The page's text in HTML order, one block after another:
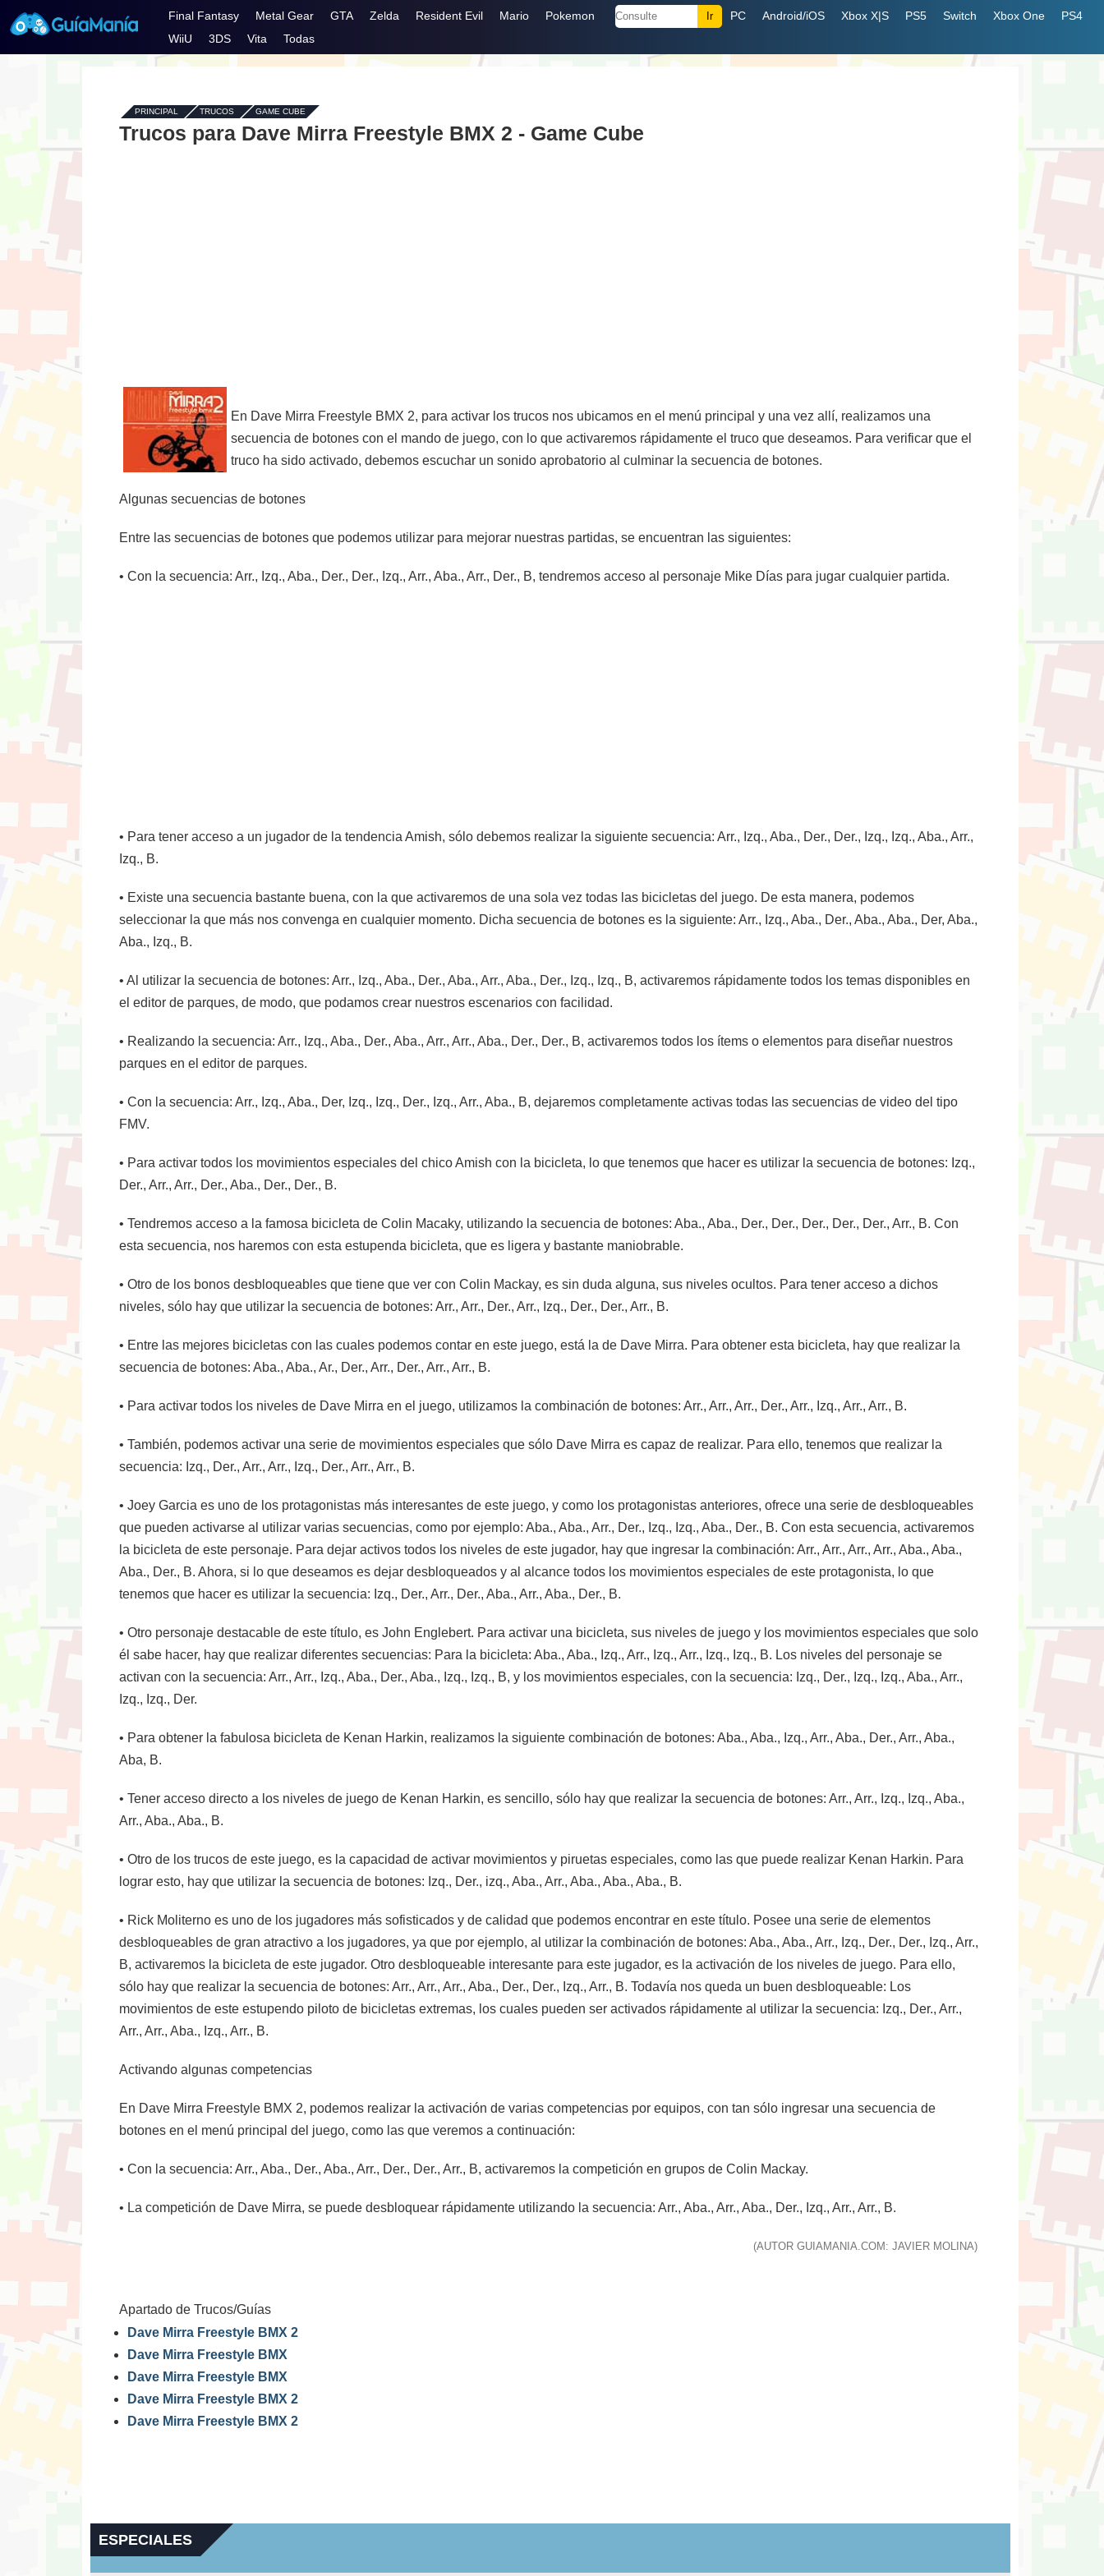
Final Fantasy Metal Gear GTA Zelda Resident Evil Mario Pokemon PC Android/iOS Xbox X|S PS5 Switch Xbox One
PS4
WiiU
3DS Vita Todas
PRINCIPAL - TRUCOS- GAME CUBE
Trucos para Dave Mirra Freestyle BMX 2 - Game Cube
En Dave Mirra Freestyle BMX 2, para activar los trucos nos ubicamos en el menú principal y una vez allí, realizamos una
secuencia de botones con el mando de juego, con lo que activaremos rápidamente el truco que deseamos. Para verificar que el
truco ha sido activado, debemos escuchar un sonido aprobatorio al culminar la secuencia de botones.
Algunas secuencias de botones
Entre las secuencias de botones que podemos utilizar para mejorar nuestras partidas, se encuentran las siguientes:
• Con la secuencia: Arr., Izq., Aba., Der., Der., Izq., Arr., Aba., Arr., Der., B, tendremos acceso al personaje Mike Días para jugar cualquier partida.
• Para tener acceso a un jugador de la tendencia Amish, sólo debemos realizar la siguiente secuencia: Arr., Izq., Aba., Der., Der., Izq., Izq., Aba., Arr.,
Izq., B.
• Existe una secuencia bastante buena, con la que activaremos de una sola vez todas las bicicletas del juego. De esta manera, podemos
seleccionar la que más nos convenga en cualquier momento. Dicha secuencia de botones es la siguiente: Arr., Izq., Aba., Der., Aba., Aba., Der, Aba.,
Aba., Izq., B.
• Al utilizar la secuencia de botones: Arr., Izq., Aba., Der., Aba., Arr., Aba., Der., Izq., Izq., B, activaremos rápidamente todos los temas disponibles en
el editor de parques, de modo, que podamos crear nuestros escenarios con facilidad.
• Realizando la secuencia: Arr., Izq., Aba., Der., Aba., Arr., Arr., Aba., Der., Der., B, activaremos todos los ítems o elementos para diseñar nuestros
parques en el editor de parques.
• Con la secuencia: Arr., Izq., Aba., Der, Izq., Izq., Der., Izq., Arr., Aba., B, dejaremos completamente activas todas las secuencias de video del tipo
FMV.
• Para activar todos los movimientos especiales del chico Amish con la bicicleta, lo que tenemos que hacer es utilizar la secuencia de botones: Izq.,
Der., Arr., Arr., Der., Aba., Der., Der., B.
• Tendremos acceso a la famosa bicicleta de Colin Macaky, utilizando la secuencia de botones: Aba., Aba., Der., Der., Der., Der., Der., Arr., B. Con
esta secuencia, nos haremos con esta estupenda bicicleta, que es ligera y bastante maniobrable.
• Otro de los bonos desbloqueables que tiene que ver con Colin Mackay, es sin duda alguna, sus niveles ocultos. Para tener acceso a dichos
niveles, sólo hay que utilizar la secuencia de botones: Arr., Arr., Der., Arr., Izq., Der., Der., Arr., B.
• Entre las mejores bicicletas con las cuales podemos contar en este juego, está la de Dave Mirra. Para obtener esta bicicleta, hay que realizar la
secuencia de botones: Aba., Aba., Ar., Der., Arr., Der., Arr., Arr., B.
• Para activar todos los niveles de Dave Mirra en el juego, utilizamos la combinación de botones: Arr., Arr., Arr., Der., Arr., Izq., Arr., Arr., B.
• También, podemos activar una serie de movimientos especiales que sólo Dave Mirra es capaz de realizar. Para ello, tenemos que realizar la
secuencia: Izq., Der., Arr., Arr., Izq., Der., Arr., Arr., B.
• Joey Garcia es uno de los protagonistas más interesantes de este juego, y como los protagonistas anteriores, ofrece una serie de desbloqueables
que pueden activarse al utilizar varias secuencias, como por ejemplo: Aba., Aba., Arr., Der., Izq., Izq., Aba., Der., B. Con esta secuencia, activaremos
la bicicleta de este personaje. Para dejar activos todos los niveles de este jugador, hay que ingresar la combinación: Arr., Arr., Arr., Arr., Aba., Aba.,
Aba., Der., B. Ahora, si lo que deseamos es dejar desbloqueados y al alcance todos los movimientos especiales de este protagonista, lo que
tenemos que hacer es utilizar la secuencia: Izq., Der., Arr., Der., Aba., Arr., Aba., Der., B.
• Otro personaje destacable de este título, es John Englebert. Para activar una bicicleta, sus niveles de juego y los movimientos especiales que solo
él sabe hacer, hay que realizar diferentes secuencias: Para la bicicleta: Aba., Aba., Izq., Arr., Izq., Arr., Izq., Izq., B. Los niveles del personaje se
activan con la secuencia: Arr., Arr., Izq., Aba., Der., Aba., Izq., Izq., B, y los movimientos especiales, con la secuencia: Izq., Der., Izq., Izq., Aba., Arr.,
Izq., Izq., Der.
• Para obtener la fabulosa bicicleta de Kenan Harkin, realizamos la siguiente combinación de botones: Aba., Aba., Izq., Arr., Aba., Der., Arr., Aba.,
Aba, B.
• Tener acceso directo a los niveles de juego de Kenan Harkin, es sencillo, sólo hay que realizar la secuencia de botones: Arr., Arr., Izq., Izq., Aba.,
Arr., Aba., Aba., B.
• Otro de los trucos de este juego, es la capacidad de activar movimientos y piruetas especiales, como las que puede realizar Kenan Harkin. Para
lograr esto, hay que utilizar la secuencia de botones: Izq., Der., izq., Aba., Arr., Aba., Aba., Aba., B.
• Rick Moliterno es uno de los jugadores más sofisticados y de calidad que podemos encontrar en este título. Posee una serie de elementos
desbloqueables de gran atractivo a los jugadores, ya que por ejemplo, al utilizar la combinación de botones: Aba., Aba., Arr., Izq., Der., Der., Izq., Arr.,
B, activaremos la bicicleta de este jugador. Otro desbloqueable interesante para este jugador, es la activación de los niveles de juego. Para ello,
sólo hay que realizar la secuencia de botones: Arr., Arr., Arr., Aba., Der., Der., Izq., Arr., B. Todavía nos queda un buen desbloqueable: Los
movimientos de este estupendo piloto de bicicletas extremas, los cuales pueden ser activados rápidamente al utilizar la secuencia: Izq., Der., Arr.,
Arr., Arr., Aba., Izq., Arr., B.
Activando algunas competencias
En Dave Mirra Freestyle BMX 2, podemos realizar la activación de varias competencias por equipos, con tan sólo ingresar una secuencia de
botones en el menú principal del juego, como las que veremos a continuación:
• Con la secuencia: Arr., Aba., Der., Aba., Arr., Der., Der., Arr., B, activaremos la competición en grupos de Colin Mackay.
• La competición de Dave Mirra, se puede desbloquear rápidamente utilizando la secuencia: Arr., Aba., Arr., Aba., Der., Izq., Arr., Arr., B.
(AUTOR GUIAMANIA.COM: JAVIER MOLINA)
Apartado de Trucos/Guías
Dave Mirra Freestyle BMX 2
Dave Mirra Freestyle BMX
Dave Mirra Freestyle BMX
Dave Mirra Freestyle BMX 2
Dave Mirra Freestyle BMX 2
ESPECIALES